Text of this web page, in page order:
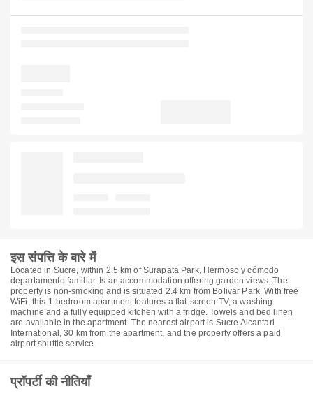
इस संपत्ति के बारे में
Located in Sucre, within 2.5 km of Surapata Park, Hermoso y cómodo
departamento familiar. Is an accommodation offering garden views. The
property is non-smoking and is situated 2.4 km from Bolivar Park. With free
WiFi, this 1-bedroom apartment features a flat-screen TV, a washing
machine and a fully equipped kitchen with a fridge. Towels and bed linen
are available in the apartment. The nearest airport is Sucre Alcantari
International, 30 km from the apartment, and the property offers a paid
airport shuttle service.
प्रॉपर्टी की नीतियाँ